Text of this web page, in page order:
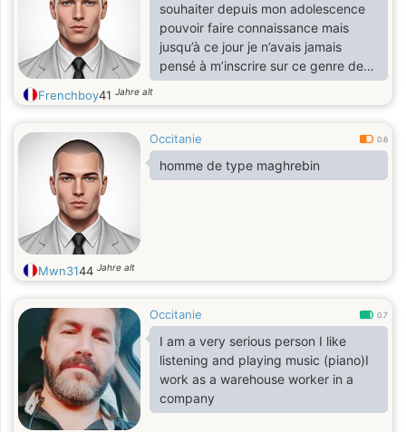
souhaiter depuis mon adolescence
pouvoir faire connaissance mais
jusqu’à ce jour je n’avais jamais
pensé à m’inscrire sur ce genre de
site de rencontre. Si cela porte ses
fruits je remercierai chatgpt pour
I was very young, I have always
wanted to get to know each other
since my adolescence but until
Frenchboy41 Jahre alt
Occitanie 0.6
homme de type maghrebin
Mwn3144 Jahre alt
Occitanie 0.7
I am a very serious person I like
listening and playing music (piano)I
work as a warehouse worker in a
company